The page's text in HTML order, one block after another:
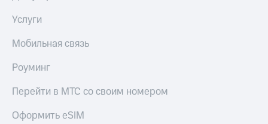
Услуги
Мобильная связь
Роуминг
Перейти в МТС со своим номером
Оформить eSIM